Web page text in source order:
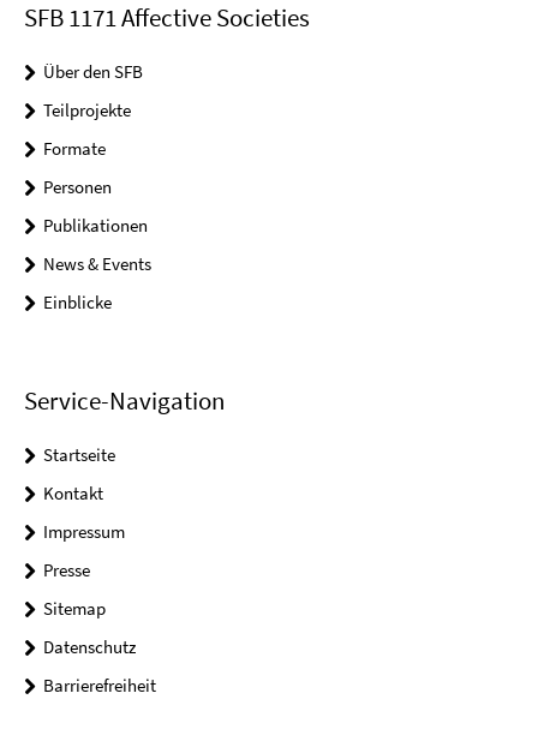
SFB 1171 Affective Societies
Über den SFB
Teilprojekte
Formate
Personen
Publikationen
News & Events
Einblicke
Service-Navigation
Startseite
Kontakt
Impressum
Presse
Sitemap
Datenschutz
Barrierefreiheit